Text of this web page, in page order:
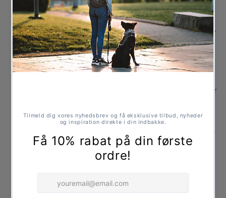
Bryst- og maveområde i blødt ribstof af
seawool og bomuld
Justerbare benstropper og halsudskæring for
optimal pasform
Materiale
Tekstil-blanding af genanvendte plastikflasker
STØRRELSE
RYG
LÆNGDE
HALSUDSKÆRING BRYST
32 cm
30 cm 38 cm
35 cm 40 cm